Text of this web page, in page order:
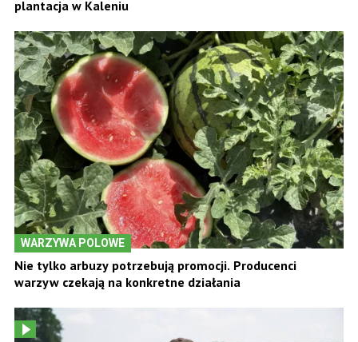
plantacja w Kaleniu
WARZYWA POLOWE
Nie tylko arbuzy potrzebują promocji. Producenci
warzyw czekają na konkretne działania